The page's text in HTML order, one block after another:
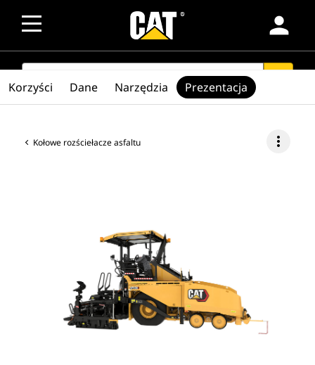
person
SEARCH
Kołowe rozściełacze asfaltu more_vert
Korzyści Dane Narzędzia Prezentacja